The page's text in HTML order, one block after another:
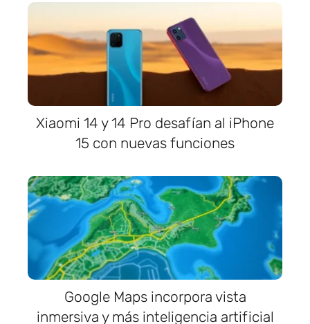
Xiaomi 14 y 14 Pro desafían al iPhone
15 con nuevas funciones
Google Maps incorpora vista
inmersiva y más inteligencia artificial